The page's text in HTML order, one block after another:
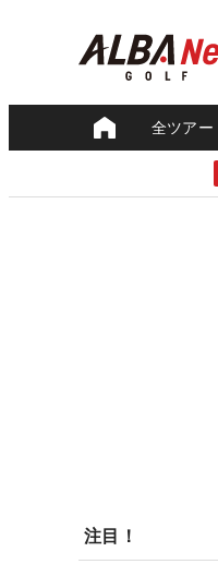
全ツアー
注目！